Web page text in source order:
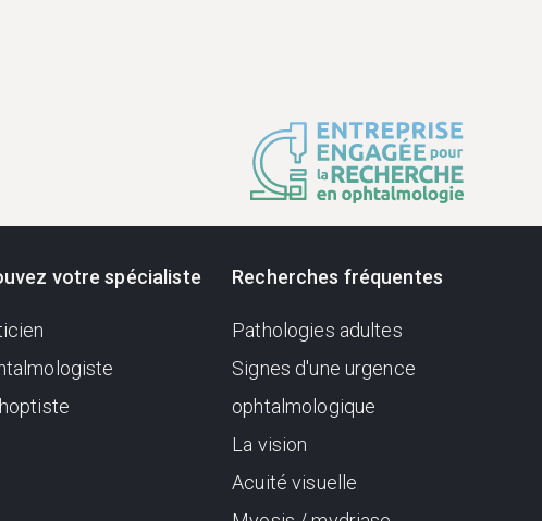
votre spécialiste Recherches fréquentes
Pathologies adultes
Signes d'une urgence
ophtalmologique
La vision
Acuité visuelle